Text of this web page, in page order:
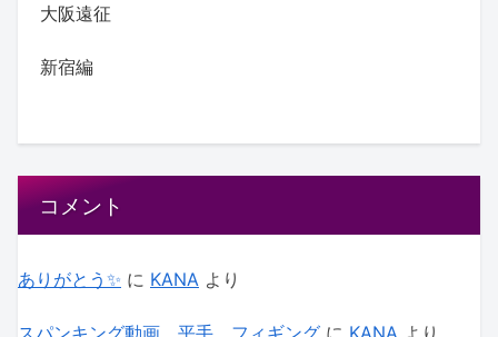
大阪遠征
新宿編
コメント
ありがとう✨ に KANA より